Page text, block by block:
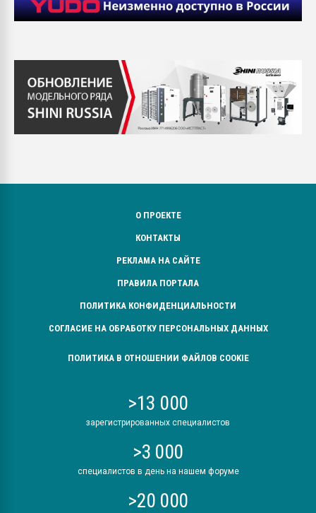
О ПРОЕКТЕ
КОНТАКТЫ
РЕКЛАМА НА САЙТЕ
ПРАВИЛА ПОРТАЛА
ПОЛИТИКА КОНФИДЕНЦИАЛЬНОСТИ
СОГЛАСИЕ НА ОБРАБОТКУ ПЕРСОНАЛЬНЫХ ДАННЫХ
ПОЛИТИКА В ОТНОШЕНИИ ФАЙЛОВ COOKIE
>13 000
зарегистрированных специалистов
>3 000
специалистов в день на нашем форуме
>20 000